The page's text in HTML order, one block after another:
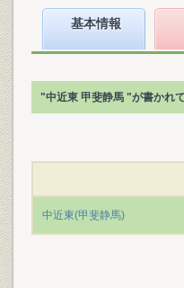
基本情報
"中近東 甲斐静馬 "が書かれ
中近東(甲斐静馬)